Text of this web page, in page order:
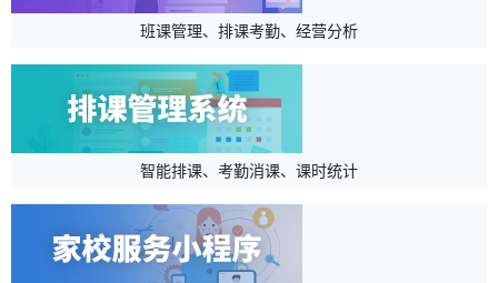
班课管理、排课考勤、经营分析
智能排课、考勤消课、课时统计